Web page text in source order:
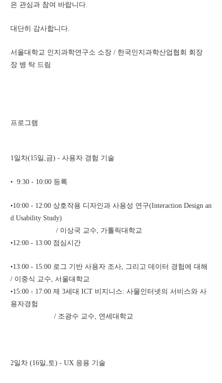
은 관심과 참여 바랍니다.
대단히 감사합니다.
서울대학교 인지과학연구소 소장 / 한국인지과학산업협회 회장
장 병 탁 드림
프로그램
1일차(15일,금) - 사용자 경험 기술
•  9:30 - 10:00 등록
•10:00 - 12:00 상호작용 디자인과 사용성 연구(Interaction Design an
d Usability Study)
                       / 이상국 교수, 가톨릭대학교
•12:00 - 13:00 점심시간
•13:00 - 15:00 로그 기반 사용자 조사, 그리고 데이터 경험에 대해
/ 이중식 교수, 서울대학교
•15:00 - 17:00 제 3세대 ICT 비지니스: 사물인터넷의 서비스와 사
용자경험
                      / 조광수 교수, 연세대학교
2일차 (16일,토) - UX 응용 기술